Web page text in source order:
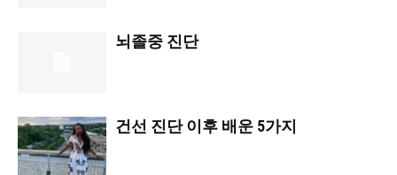
뇌졸중 진단
건선 진단 이후 배운 5가지